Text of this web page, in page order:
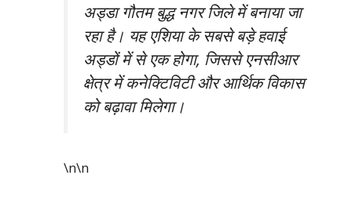
अड्डा गौतम बुद्ध नगर जिले में बनाया जा
रहा है। यह एशिया के सबसे बड़े हवाई
अड्डों में से एक होगा, जिससे एनसीआर
क्षेत्र में कनेक्टिविटी और आर्थिक विकास
को बढ़ावा मिलेगा।
\n\n